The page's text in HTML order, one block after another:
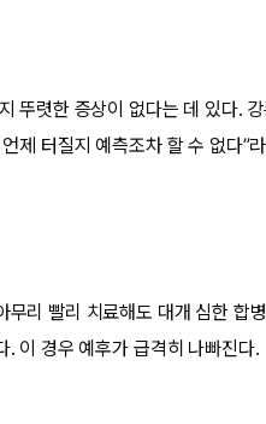
뚜렷한 증상이 없다는 데 있다.
제 터질지 예측조차 할 수 없다”
무리 빨리 치료해도 대개 심한 합
. 이 경우 예후가 급격히 나빠진다.